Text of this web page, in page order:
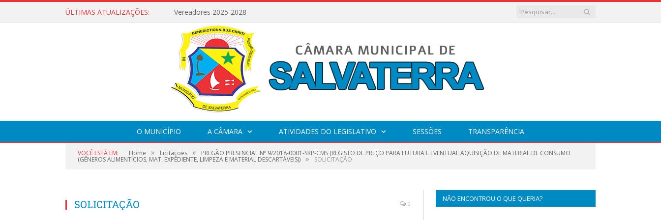
ÚLTIMAS ATUALIZAÇÕES: Vereadores 2025-2028
O MUNICÍPIO A CÂMARA ATIVIDADES DO LEGISLATIVO SESSÕES TRANSPARÊNCIA
VOCÊ ESTÁ EM: Home » Licitações » PREGÃO PRESENCIAL Nº 9/2018-0001-SRP-CMS (REGISTO DE PREÇO PARA FUTURA E EVENTUAL AQUISIÇÃO DE MATERIAL DE CONSUMO
(GÊNEROS ALIMENTÍCIOS, MAT. EXPEDIENTE, LIMPEZA E MATERIAL DESCARTÁVEIS)) » SOLICITAÇÃO
SOLICITAÇÃO 0
NÃO ENCONTROU O QUE QUERIA?